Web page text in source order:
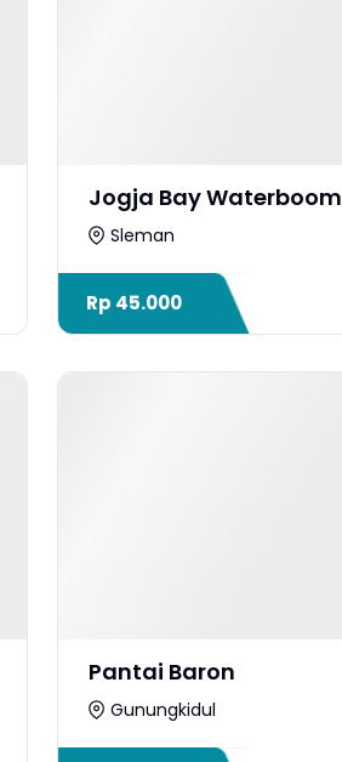
Jogja Bay Waterboom
Sleman
Rp 45.000
Pantai Baron
Gunungkidul